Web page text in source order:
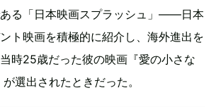
る「日本映画スプラッシュ」――日本
ト映画を積極的に紹介し、海外進出を
時25歳だった彼の映画『愛の小さな
選出されたときだった。